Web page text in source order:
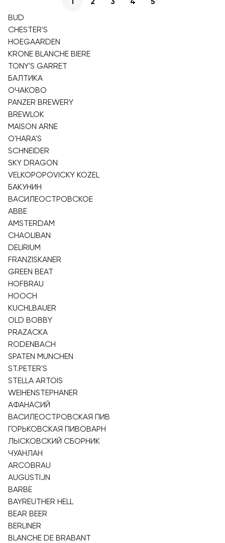
BUD
CHESTER'S
HOEGAARDEN
KRONE BLANCHE BIERE
TONY'S GARRET
БАЛТИКА
ОЧАКОВО
PANZER BREWERY
BREWLOK
MAISON ARNE
O'HARA'S
SCHNEIDER
SKY DRAGON
VELKOPOPOVICKY KOZEL
БАКУНИН
ВАСИЛЕОСТРОВСКОЕ
ABBE
AMSTERDAM
CHAOLIBAN
DELIRIUM
FRANZISKANER
GREEN BEAT
HOFBRAU
HOOCH
KUCHLBAUER
OLD BOBBY
PRAZACKA
RODENBACH
SPATEN MUNCHEN
ST.PETER'S
STELLA ARTOIS
WEIHENSTEPHANER
АФАНАСИЙ
ВАСИЛЕОСТРОВСКАЯ ПИВ
ГОРЬКОВСКАЯ ПИВОВАРН
ЛЫСКОВСКИЙ СБОРНИК
ЧУАНЛАН
ARCOBRAU
AUGUSTIJN
BARBE
BAYREUTHER HELL
BEAR BEER
BERLINER
BLANCHE DE BRABANT